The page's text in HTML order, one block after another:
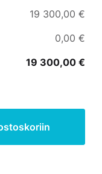
19 300,00 €
0,00 €
19 300,00 €